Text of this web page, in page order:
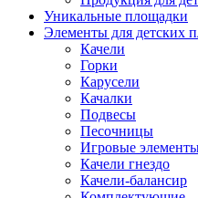
Уникальные площадки
Элементы для детских
Качели
Горки
Карусели
Качалки
Подвесы
Песочницы
Игровые
Качели гнездо
Качели-балансир